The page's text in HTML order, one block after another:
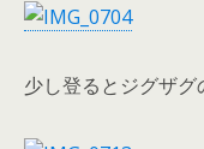
少し登るとジグザグ